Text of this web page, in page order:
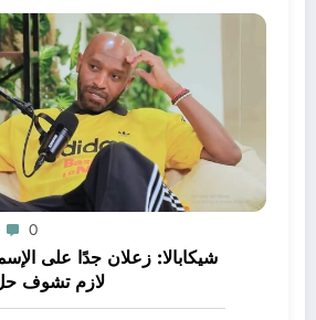
0
شيكابالا: زعلان جدًا على
لازم تشوف